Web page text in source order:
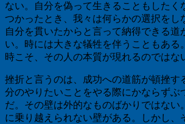
ない。自分を偽って生きることもしたく
つかったとき、我々は何らかの選択をし
自分を貫いたからと言って納得できる道
い。時には大きな犠牲を伴うこともある
時こそ、その人の本質が現れるのではな
挫折と言うのは、成功への道筋が頓挫す
分のやりたいことをやる際にかならずぶ
だ。その壁は外的なものばかりではない
に乗り越えられない壁がある。しかし、